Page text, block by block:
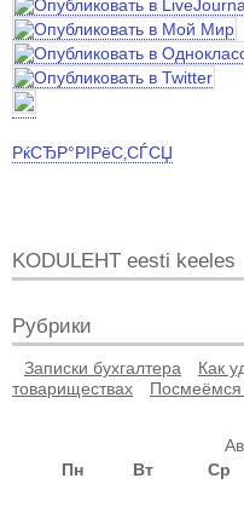
РќСЂР°РІРёС‚СЃСЏ
KODULEHT eesti keeles
Рубрики
Записки бухгалтера Как
товариществах
Посмеёмся
Пн
Вт Ср